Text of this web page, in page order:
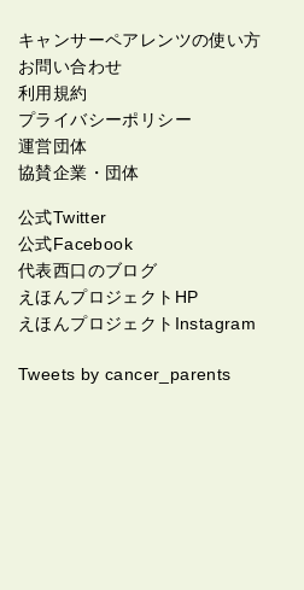
キャンサーペアレンツの使い方
お問い合わせ
利用規約
プライバシーポリシー
運営団体
協賛企業・団体
公式Twitter
公式Facebook
代表西口のブログ
えほんプロジェクトHP
えほんプロジェクトInstagram
Tweets by cancer_parents